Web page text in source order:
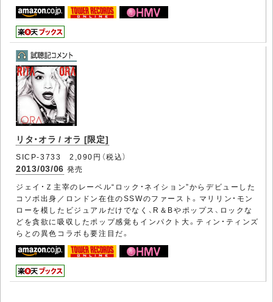
リタ・オラ / オラ [限定]
SICP-3733 2,090円（税込）
2013/03/06 発売
ジェイ・Ｚ主宰のレーベル“ロック・ネイション”からデビューした
コソボ出身／ロンドン在住のSSWのファースト。マリリン・モン
ローを模したビジュアルだけでなく、R＆Bやポップス、ロックな
どを貪欲に吸収したポップ感覚もインパクト大。ティン・ティンズ
らとの異色コラボも要注目だ。